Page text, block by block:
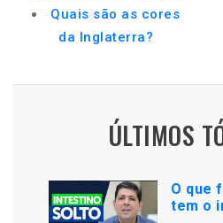
Quais são as cores
da Inglaterra?
ÚLTIMOS
O que
tem o